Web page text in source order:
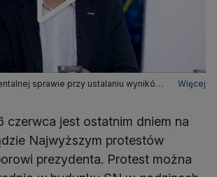
sprawie przy ustalaniu wyników
Więcej
czerwca jest ostatnim dniem na
Najwyższym protestów
prezydenta. Protest można